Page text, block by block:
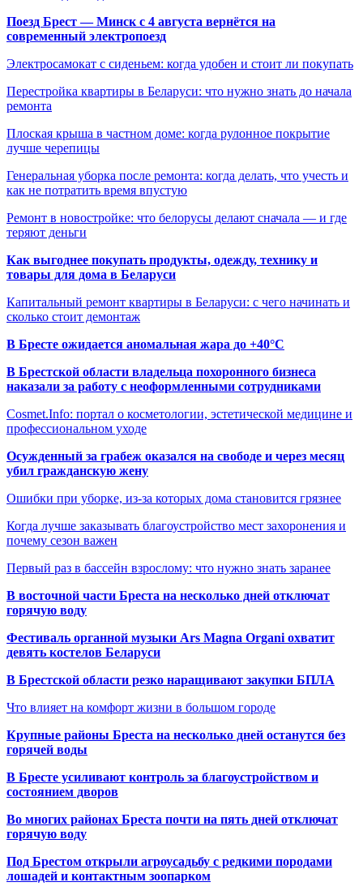
Поезд Брест — Минск с 4 августа вернётся на
современный электропоезд
Электросамокат с сиденьем: когда удобен и стоит ли покупать
Перестройка квартиры в Беларуси: что нужно знать до начала
ремонта
Плоская крыша в частном доме: когда рулонное покрытие
лучше черепицы
Генеральная уборка после ремонта: когда делать, что учесть и
как не потратить время впустую
Ремонт в новостройке: что белорусы делают сначала — и где
теряют деньги
Как выгоднее покупать продукты, одежду, технику и
товары для дома в Беларуси
Капитальный ремонт квартиры в Беларуси: с чего начинать и
сколько стоит демонтаж
В Бресте ожидается аномальная жара до +40°C
В Брестской области владельца похоронного бизнеса
наказали за работу с неоформленными сотрудниками
Cosmet.Info: портал о косметологии, эстетической медицине и
профессиональном уходе
Осужденный за грабеж оказался на свободе и через месяц
убил гражданскую жену
Ошибки при уборке, из-за которых дома становится грязнее
Когда лучше заказывать благоустройство мест захоронения и
почему сезон важен
Первый раз в бассейн взрослому: что нужно знать заранее
В восточной части Бреста на несколько дней отключат
горячую воду
Фестиваль органной музыки Ars Magna Organi охватит
девять костелов Беларуси
В Брестской области резко наращивают закупки БПЛА
Что влияет на комфорт жизни в большом городе
Крупные районы Бреста на несколько дней останутся без
горячей воды
В Бресте усиливают контроль за благоустройством и
состоянием дворов
Во многих районах Бреста почти на пять дней отключат
горячую воду
Под Брестом открыли агроусадьбу с редкими породами
лошадей и контактным зоопарком